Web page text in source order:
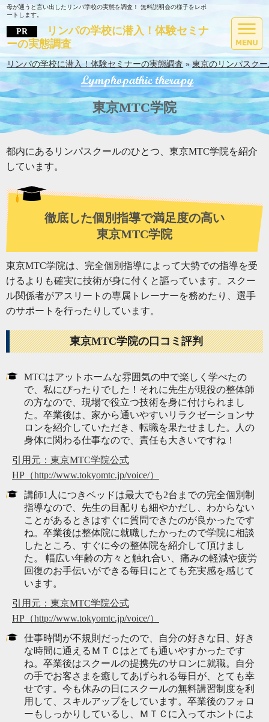
リンパの学校に潜入！体験セミナ
ーの実態調査
母が通うと言い出したリンパ学校の実態を調査！ 無料説明会の様子をレポ
ートします。
リンパの学校に潜入！体験セミナーの実態調査 »東京のリンパスク
東京MTC学院
都内にあるリンパスクールのひとつ、東京MTC学院を紹介
しています。
徹底した個別指導で満足度の高い
東京MTC学院
東京MTC学院は、完全個別指導によって大勢での指導を受
けるよりも確実に技術が身に付くと謳っています。スクー
ル関係者がアスリートの専属トレーナーを務めたり、選手
のサポートを行ったりしています。
東京MTC学院の口コミ評判
MTCはアットホームな雰囲気の中で楽しく学べたの
で、私にぴったりでした！それに先生が現役の整体師
の方なので、現場で役立つ技術を身に付けられまし
た。卒業後は、家から通いやすいリラクゼーションサ
ロンを紹介していただき、転職を果たせました。人の
身体に関わる仕事なので、責任も大きいですね！
引用元：東京MTC学院公式
HP（http://www.tokyomtc.jp/voice/）
講師1人につきベッドは最大でも2台までの完全個別制
指導なので、先生の目配りも細やかだし、わからない
ことがあるときはすぐに質問できたのが良かったです
ね。卒業後は整体院に就職したかったので学院に相談
したところ、すぐに今の整体院を紹介して頂けまし
た。 幅広い年齢の方々と触れ合い、痛みの軽減や疲労
回復のお手伝いができる毎日にとても充実感を感じて
います。
引用元：東京MTC学院公式
HP（http://www.tokyomtc.jp/voice/）
仕事時間が不規則だったので、自分の好きな日、好き
な時間に通えるＭＴＣはとても通いやすかったです
ね。卒業後はスクールの提携先のサロンに就職。自分
の手でお客さまを癒してあげられる毎日が、とても幸
せです。今も休みの日にスクールの無料講習制度を利
用して、スキルアップをしています。卒業後のフォロ
ーもしっかりしているし、ＭＴＣに入ってホントによ